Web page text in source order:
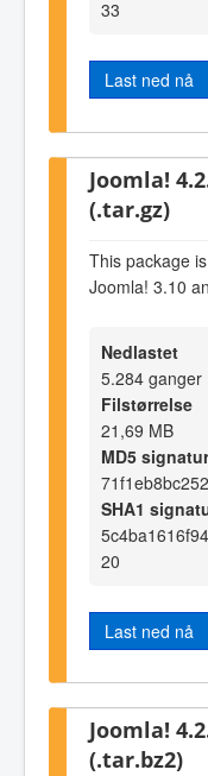
33
Last ned nå
Joomla!
(.tar.gz)
This package
Joomla! 3.10
Nedlastet
5.284 ganger
Filstørrelse
21,69 MB
MD5 signatur
SHA1
20
Last ned nå
Joomla!
(.tar.bz2)